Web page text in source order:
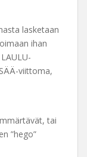
lasketaan
ihan
viittoma,
tai
”hego”